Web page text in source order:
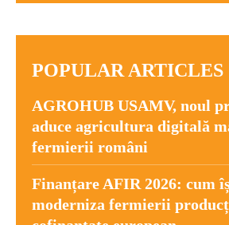
POPULAR ARTICLES
AGROHUB USAMV, noul
aduce agricultura digitală
fermierii români
Finanțare AFIR 2026: cum
moderniza fermierii